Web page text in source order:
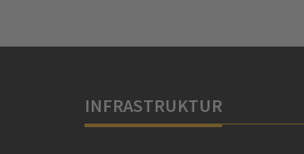
INFRASTRUKTUR